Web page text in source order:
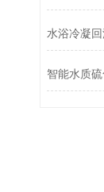
水浴冷凝